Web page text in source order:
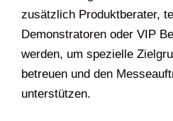
zusätzlich Produktberater,
Demonstratoren oder VIP
werden, um spezielle
betreuen und den
unterstützen.